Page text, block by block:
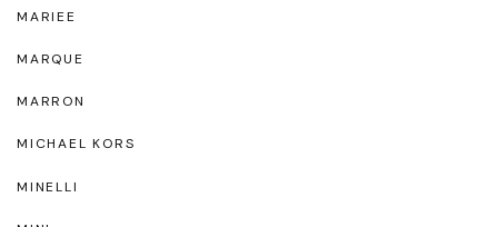
MARIEE
MARQUE
MARRON
MICHAEL KORS
MINELLI